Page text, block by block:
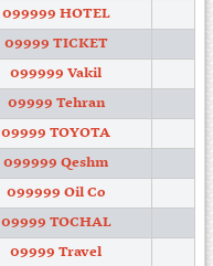
099999 HOTEL
09999 TICKET
099999 Vakil
09999 Tehran
09999 TOYOTA
099999 Qeshm
099999 Oil Co
09999 TOCHAL
09999 Travel